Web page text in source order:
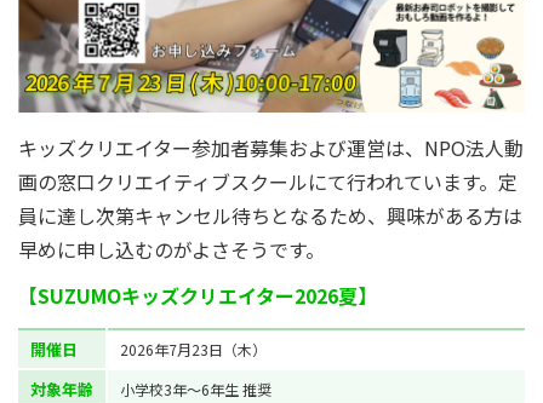
キッズクリエイター参加者募集および運営は、NPO法人動
画の窓口クリエイティブスクールにて行われています。定
員に達し次第キャンセル待ちとなるため、興味がある方は
早めに申し込むのがよさそうです。
【SUZUMOキッズクリエイター2026夏】
開催日 2026年7月23日（木）
対象年齢 小学校3年～6年生 推奨